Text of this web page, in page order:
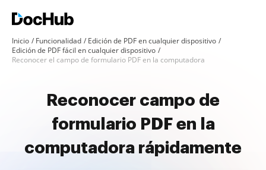
Inicio Funcionalidad
Edición de PDF en cualquier dispositivo
Edición de PDF fácil en cualquier dispositivo
Reconocer el campo de formulario PDF en la computadora
Reconocer campo de
formulario PDF en la
computadora rápidamente